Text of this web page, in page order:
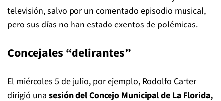
televisión, salvo por un comentado episodio musical,
pero sus días no han estado exentos de polémicas.
Concejales “delirantes”
El miércoles 5 de julio, por ejemplo, Rodolfo Carter
dirigió una sesión del Concejo Municipal de La Florida,